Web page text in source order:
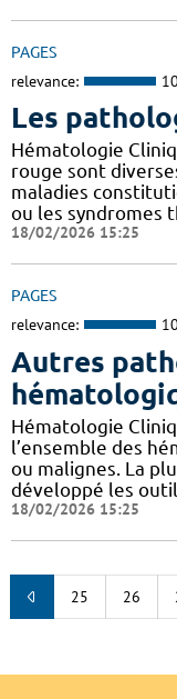
PAGES
relevance:
Les
Hématologie
rouge sont
maladies
ou les syndromes
18/02/2026 15:25
PAGES
relevance:
Autres
Hématologie
l’ensemble des
ou malignes. La
développé les
18/02/2026 15:25
25 26